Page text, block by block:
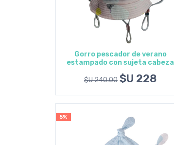
Agregar al carrito
Gorro pescador de verano
estampado con sujeta cabeza
$U 240.00 $U 228
5%